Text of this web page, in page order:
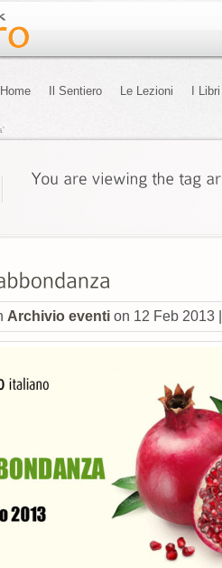
Home Il Sentiero Le Lezioni I Libri
Archivio eventi on 12 Feb 2013